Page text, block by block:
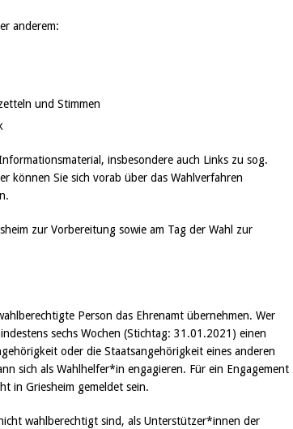
anderem:
und Stimmen
insbesondere auch Links zu sog.
können Sie sich vorab über das Wahlverfahren
zur Vorbereitung sowie am Tag der Wahl zur
Person das Ehrenamt übernehmen. Wer
sechs Wochen (Stichtag: 31.01.2021) einen
oder die Staatsangehörigkeit eines anderen
sich als Wahlhelfer*in engagieren. Für ein Engagement
in Griesheim gemeldet sein.
wahlberechtigt sind, als Unterstützer*innen der